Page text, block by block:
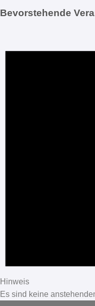
Bevorstehende
Hinweis
Es sind keine